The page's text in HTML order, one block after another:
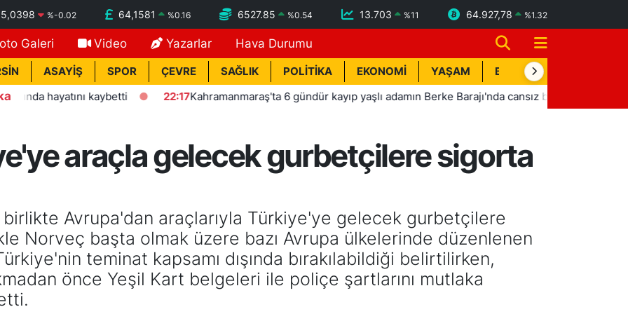
%-0.02 64,1581 %0.16 6527.85 %0.54 13.703 %11 64.927,78 %1.32
Galeri Video Yazarlar Hava Durumu
ASAYİŞ SPOR ÇEVRE SAĞLIK POLİTİKA EKONOMİ YAŞAM BİK İLAN
kaybetti 22:17 Kahramanmaraş'ta 6 gündür kayıp yaşlı adamın Berke Barajı'nda cansız bedeni bulundu
araçla gelecek gurbetçilere sigorta
birlikte Avrupa'dan araçlarıyla Türkiye'ye gelecek gurbetçilere
Norveç başta olmak üzere bazı Avrupa ülkelerinde düzenlenen
teminat kapsamı dışında bırakılabildiği belirtilirken,
önce Yeşil Kart belgeleri ile poliçe şartlarını mutlaka